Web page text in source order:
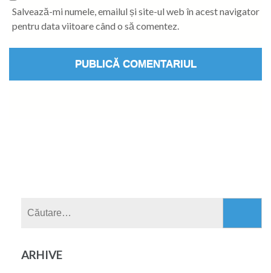
Salvează-mi numele, emailul și site-ul web în acest navigator
pentru data viitoare când o să comentez.
ARHIVE